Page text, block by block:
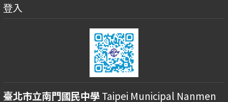
登入
臺北市立南門國民中學Taipei Municipal Nanmen